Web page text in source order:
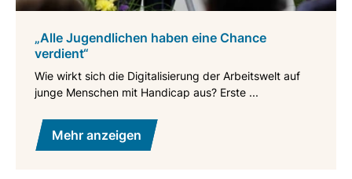
„Alle Jugendlichen haben eine Chance
verdient“
Wie wirkt sich die Digitalisierung der Arbeitswelt auf
junge Menschen mit Handicap aus? Erste ...
Mehr anzeigen